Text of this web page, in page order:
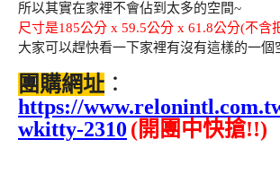
所以其實在家裡不會佔到太多的空間~
尺寸是185公分 x 59.5公分 x 61.8公分(不含
大家可以趕快看一下家裡有沒有這樣的一個
團購網址 ：
https://
wkitty-2310 (開團中快搶!!)